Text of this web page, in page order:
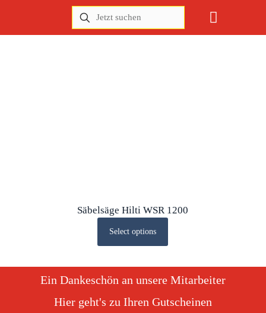
Säbelsäge Hilti WSR 1200
Select options
Ein Dankeschön an unsere Mitarbeiter
Hier geht's zu Ihren Gutscheinen